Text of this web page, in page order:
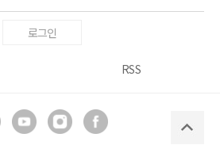
로그인
RSS